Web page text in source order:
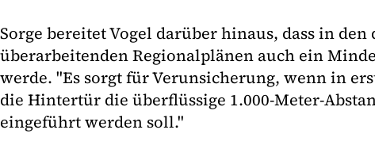
Sorge bereitet Vogel darüber hinaus, dass in den
überarbeitenden Regionalplänen auch ein
werde. "Es sorgt für Verunsicherung, wenn in
die Hintertür die überflüssige 1.000-Meter-
eingeführt werden soll."